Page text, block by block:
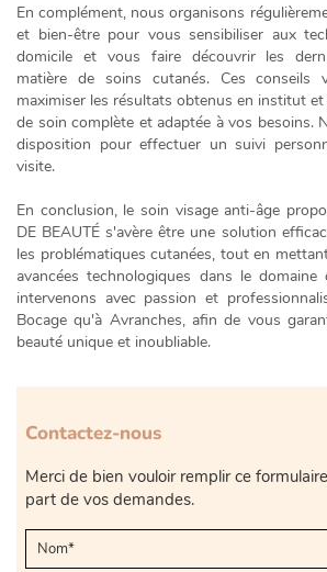
En complément, nous organisons
et bien-être pour vous sensibiliser aux
domicile et vous faire découvrir les
matière de soins cutanés. Ces conseils
maximiser les résultats obtenus en institut
de soin complète et adaptée à vos besoins.
disposition pour effectuer un suivi
visite.
En conclusion, le soin visage anti-âge
DE BEAUTÉ s'avère être une solution
les problématiques cutanées, tout en
avancées technologiques dans le
intervenons avec passion et
Bocage qu'à Avranches, afin de vous
beauté unique et inoubliable.
Contactez-nous
Merci de bien vouloir remplir ce
part de vos demandes.